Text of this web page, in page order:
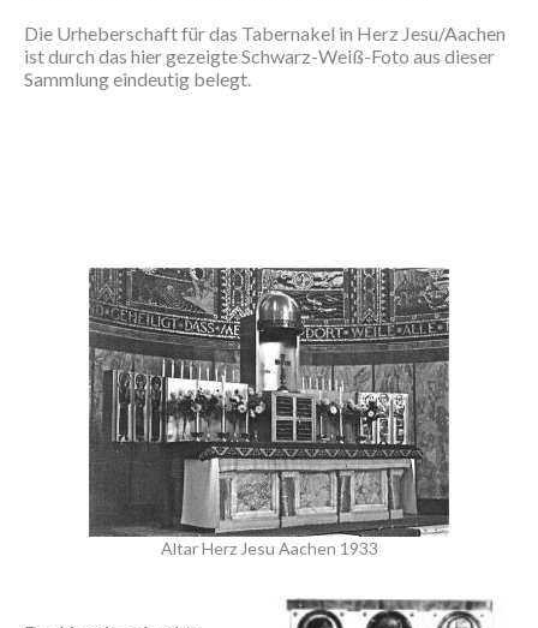
Die Urheberschaft für das Tabernakel in Herz Jesu/Aachen
ist durch das hier gezeigte Schwarz-Weiß-Foto aus dieser
Sammlung eindeutig belegt.
Altar Herz Jesu Aachen 1933